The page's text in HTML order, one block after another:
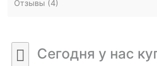
Отзывы (4)
Сегодня у нас